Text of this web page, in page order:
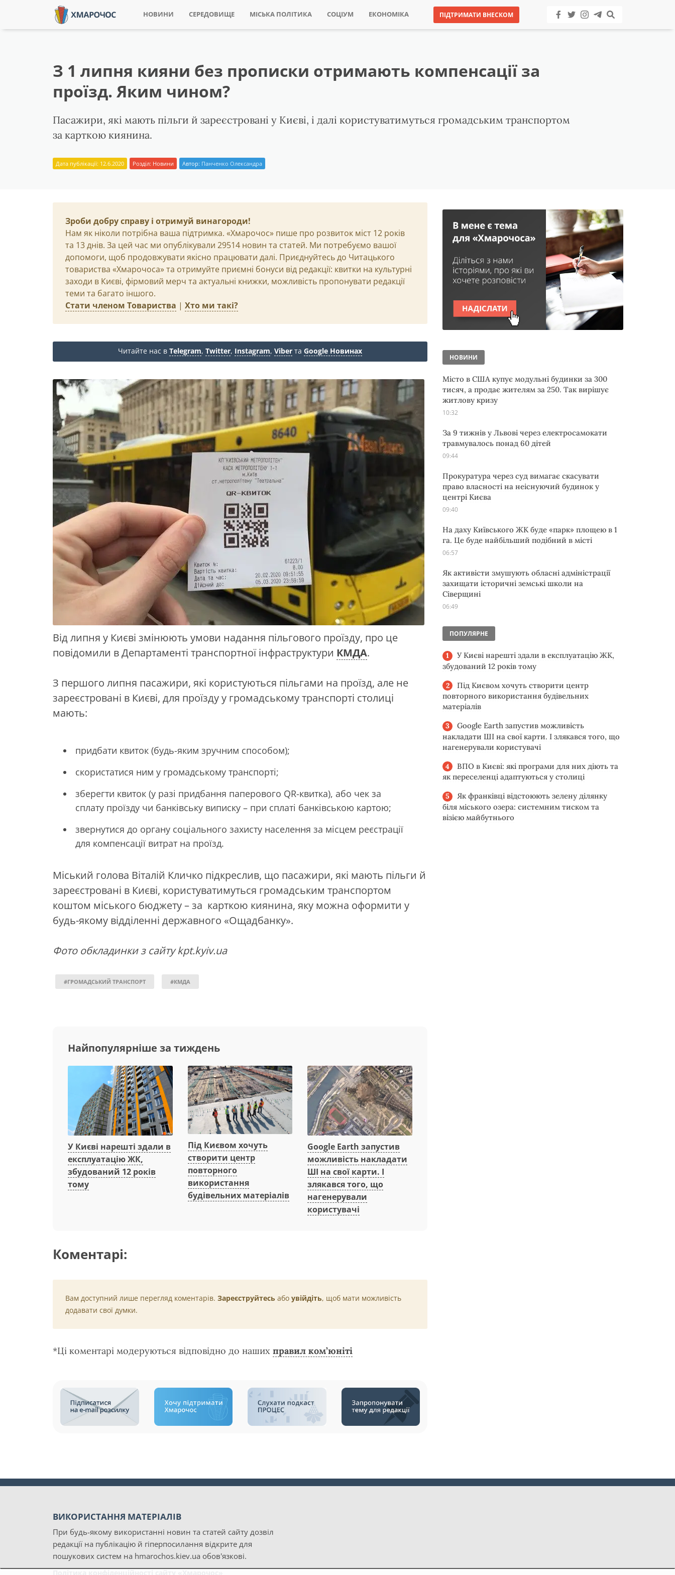
НОВИНИ СЕРЕДОВИЩЕ МІСЬКА ПОЛІТИКА СОЦІУМ ЕКОНОМІКА ПІДТРИМАТИ ВНЕСКОМ
З 1 липня кияни без прописки отримають компенсації за
проїзд. Яким чином?
Пасажири, які мають пільги й зареєстровані у Києві, і далі користуватимуться громадським транспортом
за карткою киянина.
Дата публікації: 12.6.2020 Розділ: Новини Автор: Панченко Олександра
Зроби добру справу і отримуй винагороди!
Нам як ніколи потрібна ваша підтримка. «Хмарочос» пише про розвиток міст 12 років
та 13 днів. За цей час ми опублікували 29514 новин та статей. Ми потребуємо вашої
допомоги, щоб продовжувати якісно працювати далі. Приєднуйтесь до Читацького
товариства «Хмарочоса» та отримуйте приємні бонуси від редакції: квитки на культурні
заходи в Києві, фірмовий мерч та актуальні книжки, можливість пропонувати редакції
теми та багато іншого.
Стати членом Товариства | Хто ми такі?
Читайте нас в Telegram, Twitter, Instagram, Viber та Google Новинах
Від липня у Києві змінюють умови надання пільгового проїзду, про це
повідомили вДепартаменті транспортної інфраструктури КМДА.
З першого липня пасажири, які користуються пільгами на проїзд, але не
зареєстровані в Києві, для проїзду у громадському транспорті столиці
мають:
придбати квиток (будь-яким зручним способом);
скористатися ним у громадському транспорті;
зберегти квиток (у разі придбання паперового QR-квитка), або чек за
сплату проїзду чи банківську виписку – при сплаті банківською картою;
звернутися до органу соціального захисту населення за місцем реєстрації
для компенсації витрат на проїзд.
Міський голова Віталій Кличко підкреслив, що пасажири, які мають пільги й
зареєстровані в Києві, користуватимуться громадським транспортом
коштом міського бюджету – за карткою киянина, яку можна оформити у
будь-якому відділенні державного «Ощадбанку».
Фото обкладинки з сайту kpt.kyiv.ua
#ГРОМАДСЬКИЙ ТРАНСПОРТ #КМДА
Найпопулярніше за тиждень
У Києві нарешті здали в
експлуатацію ЖК,
збудований 12 років
тому
Під Києвом хочуть
створити центр
повторного
використання
будівельних матеріалів
Google Earth запустив
можливість накладати
ШІ на свої карти. І
злякався того, що
нагенерували
користувачі
Коментарі:
Вам доступний лише перегляд коментарів. Зареєструйтесь або увійдіть, щоб мати можливість
додавати свої думки.
*Ці коментарі модеруються відповідно до наших правил ком’юніті
НОВИНИ
Місто в США купує модульні будинки за 300
тисяч, а продає жителям за 250. Так вирішує
житлову кризу
10:32
За 9 тижнів у Львові через електросамокати
травмувалось понад 60 дітей
09:44
Прокуратура через суд вимагає скасувати
право власності на неіснуючий будинок у
центрі Києва
09:40
На даху Київського ЖК буде «парк» площею в 1
га. Це буде найбільший подібний в місті
06:57
Як активісти змушують обласні адміністрації
захищати історичні земські школи на
Сіверщині
06:49
ПОПУЛЯРНЕ
У Києві нарешті здали в експлуатацію ЖК,
збудований 12 років тому
Під Києвом хочуть створити центр
повторного використання будівельних
матеріалів
Google Earth запустив можливість
накладати ШІ на свої карти. І злякався того, що
нагенерували користувачі
ВПО в Києві: які програми для них діють та
як переселенці адаптуються у столиці
Як франківці відстоюють зелену ділянку
біля міського озера: системним тиском та
візією майбутнього
ВИКОРИСТАННЯ МАТЕРІАЛІВ
При будь-якому використанні новин та статей сайту дозвіл
редакції на публікацію й гіперпосилання відкрите для
пошукових систем на hmarochos.kiev.ua обов'язкові.